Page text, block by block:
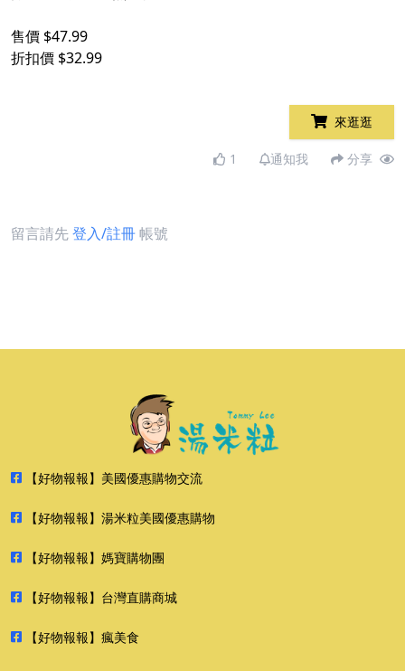
售價 $47.99
折扣價 $32.99
來逛逛
1 通知我 分享
留言請先登入/註冊帳號
【好物報報】美國優惠購物交流
【好物報報】湯米粒美國優惠購物
【好物報報】媽寶購物團
【好物報報】台灣直購商城
【好物報報】瘋美食